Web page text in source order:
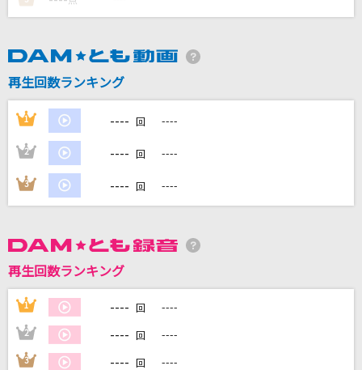
Actually...
乃木坂46
DAMの新曲・ランキングなど
カラオケ最新情報をチェック！
カラオケをもっと楽しもう！
再生回数ランキング
1 ---- 回 ----
2 ---- 回 ----
3 ---- 回 ----
再生回数ランキング
1 ---- 回 ----
2 ---- 回 ----
3 ---- 回 ----